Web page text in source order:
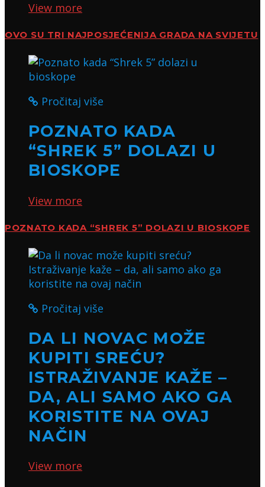
View more
OVO SU TRI NAJPOSJEĆENIJA GRADA NA SVIJETU
Pročitaj više
POZNATO KADA
“SHREK 5” DOLAZI U
BIOSKOPE
View more
POZNATO KADA “SHREK 5” DOLAZI U BIOSKOPE
Pročitaj više
DA LI NOVAC MOŽE
KUPITI SREĆU?
ISTRAŽIVANJE KAŽE –
DA, ALI SAMO AKO GA
KORISTITE NA OVAJ
NAČIN
View more